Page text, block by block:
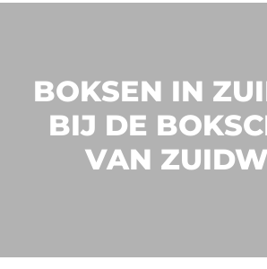
BOKSEN IN
BIJ DE
VAN